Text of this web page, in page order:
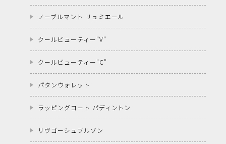
ノーブルマント リュミエール
クールビューティー"V"
クールビューティー"C"
パタンウォレット
ラッピングコート パディントン
リヴゴーシュブルゾン